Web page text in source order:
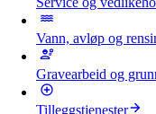
Vann, avløp og
Gravearbeid og
Tilleggstjenester